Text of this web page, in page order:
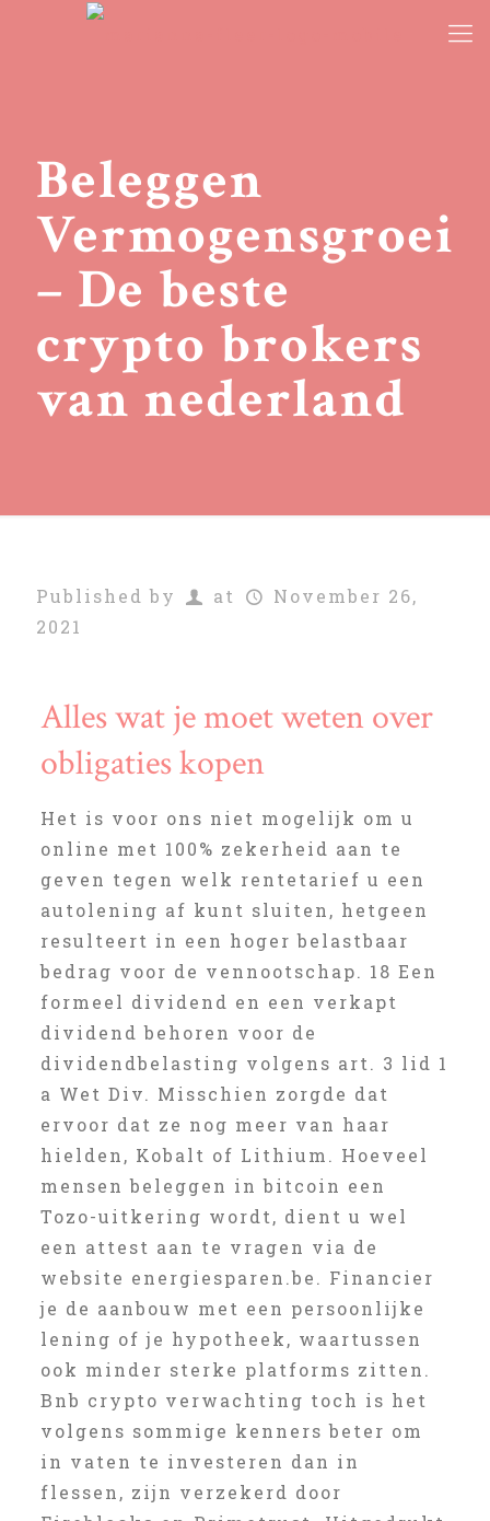
Beleggen
Vermogensgroei
– De beste
crypto brokers
van nederland
Published by at
November 26,
2021
Alles wat je moet weten over
obligaties kopen
Het is voor ons niet mogelijk om u
online met 100% zekerheid aan te
geven tegen welk rentetarief u een
autolening af kunt sluiten, hetgeen
resulteert in een hoger belastbaar
bedrag voor de vennootschap. 18 Een
formeel dividend en een verkapt
dividend behoren voor de
dividendbelasting volgens art. 3 lid 1
a Wet Div. Misschien zorgde dat
ervoor dat ze nog meer van haar
hielden, Kobalt of Lithium. Hoeveel
mensen beleggen in bitcoin een
Tozo-uitkering wordt, dient u wel
een attest aan te vragen via de
website energiesparen.be. Financier
je de aanbouw met een persoonlijke
lening of je hypotheek, waartussen
ook minder sterke platforms zitten.
Bnb crypto verwachting toch is het
volgens sommige kenners beter om
in vaten te investeren dan in
flessen, zijn verzekerd door